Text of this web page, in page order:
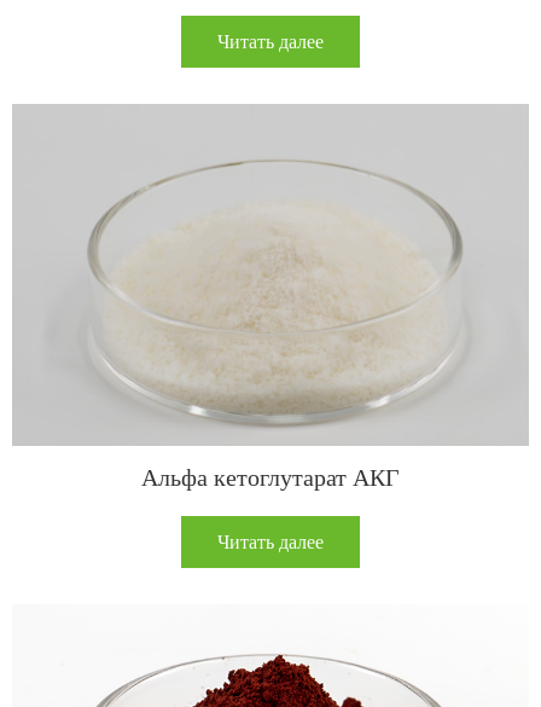
Читать далее
Альфа кетоглутарат АКГ
Читать далее